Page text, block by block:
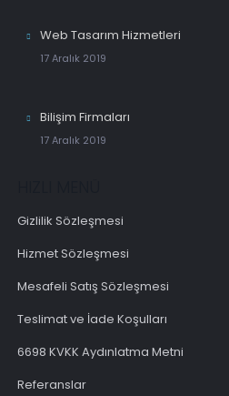
Web Tasarım Hizmetleri
17 Aralık 2019
Bilişim Firmaları
17 Aralık 2019
Gizlilik Sözleşmesi
Hizmet Sözleşmesi
Mesafeli Satış Sözleşmesi
Teslimat ve İade Koşulları
6698 KVKK Aydınlatma Metni
Referanslar